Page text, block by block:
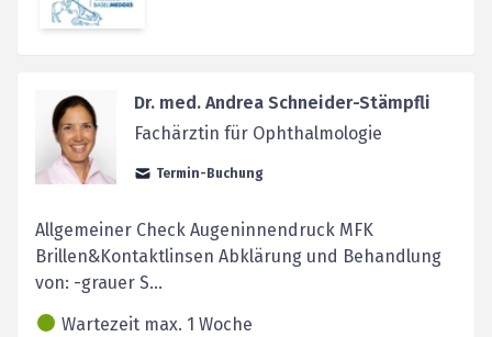
Dr. med. Andrea Schneider-Stämpfli
Fachärztin für Ophthalmologie
Termin-Buchung
Allgemeiner Check Augeninnendruck MFK
Brillen&Kontaktlinsen Abklärung und Behandlung
von: -grauer S...
Wartezeit max. 1 Woche